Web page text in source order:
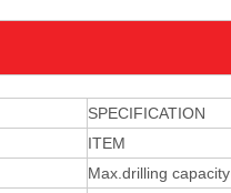
SPECIFICATION
ITEM
Max.drilling capacity